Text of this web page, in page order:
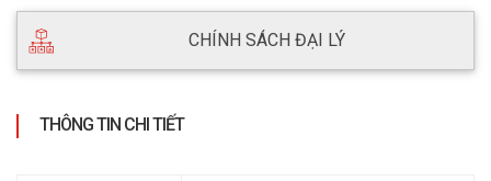
CHÍNH SÁCH ĐẠI LÝ
THÔNG TIN CHI TIẾT